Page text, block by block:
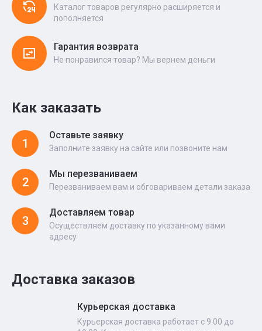
Каталог товаров регулярно расширяется и
пополняется
Гарантия возврата
Не понравился товар? Мы вернем деньги
Как заказать
1
Оставьте заявку
Заполните заявку на сайте или позвоните нам
2
Мы перезваниваем
Перезваниваем вам и обговариваем детали заказа
3
Доставляем товар
Осуществляем доставку по указанному вами
адресу
Доставка заказов
Курьерская доставка
Курьерская доставка работает с 9.00 до